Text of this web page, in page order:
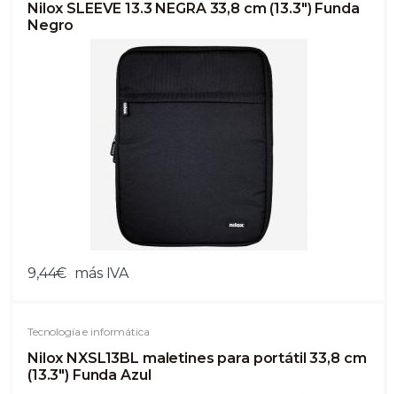
Nilox SLEEVE 13.3 NEGRA 33,8 cm (13.3") Funda
Negro
9,44€ más IVA
Tecnología e informática
Nilox NXSL13BL maletines para portátil 33,8 cm
(13.3") Funda Azul